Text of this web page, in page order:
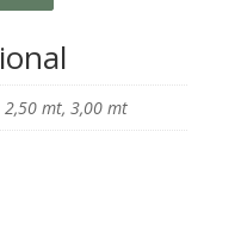
2,50 mt, 3,00 mt